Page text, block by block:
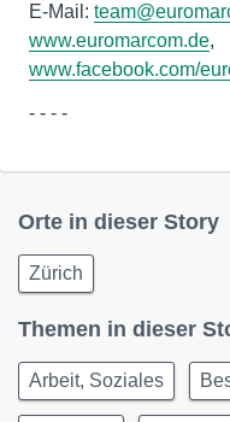
E-Mail:
www.euromarcom.de,
www.facebook.com/
- - - -
Orte in dieser Story
Zürich
Themen in dieser
Arbeit, Soziales